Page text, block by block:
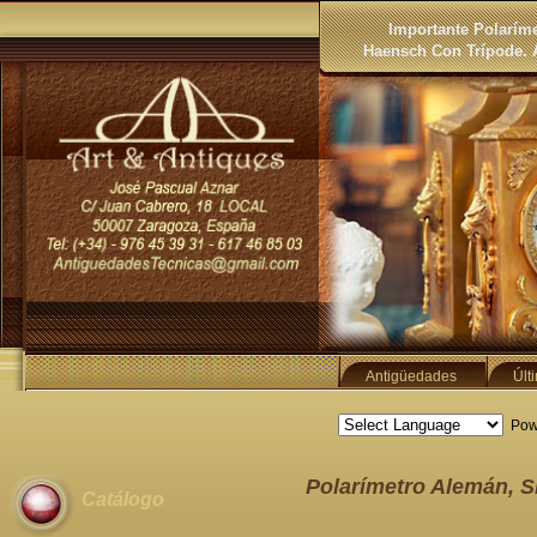
Importante
Haensch Con Trípode.
Antigüedades
Catálogo
Polarímetro Alemán,